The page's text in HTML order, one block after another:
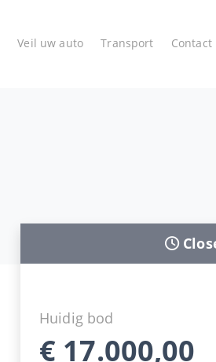
Veil uw auto Transport Contact
Huidig bod
€ 17.000,00